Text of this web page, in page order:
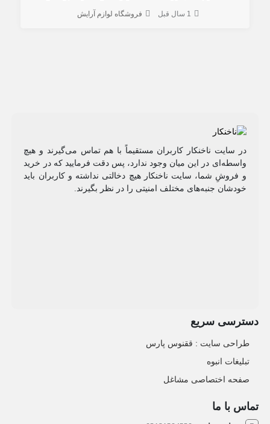
1 سال قبل فروشگاه لوازم آرایش
در سایت ناخنکار کاربران مستقیماً با هم تماس می‌گیرند و هیچ
واسطه‌ای در این میان وجود ندارد، پس دقت فرمایید که در خرید
و فروشِ شما، سایت ناخنکار هیچ دخالتی نداشته و کاربران باید
خودشان جنبه‌های مختلف امنیتی را در نظر بگیرند.
دسترسی سریع
طراحی سایت :‌ ققنوس پارس
تبلیغات انبوه
صفحه اختصاصی مشاغل
تماس با ما